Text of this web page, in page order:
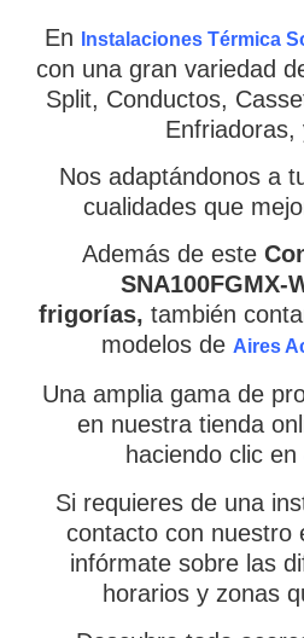
En Instalaciones Térmica
con una gran variedad
Split, Conductos,
Enfriadoras,
Nos adaptándonos a
cualidades que
Además de este
SNA100FGMX-
frigorías, también
modelos de Aires
Una amplia gama de
en nuestra tienda
haciendo clic en
Si requieres de una
contacto con nuestro
infórmate sobre las
horarios y zonas